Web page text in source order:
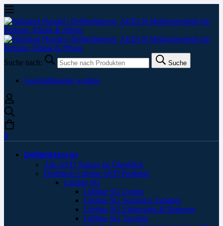
Suche nach: Suche
Geschäftskunde werden
0
Defibrillatoren
Alle AED Trainer im Überblick
Defibtech Lifeline AED Produkte
Lifeline SG
Lifeline SG Geräte
Lifeline SG Sonstiges Zubehör
Lifeline SG Elektroden & Batterien
Lifeline SG Taschen